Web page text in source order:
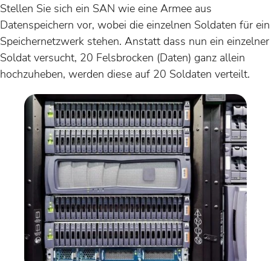
Stellen Sie sich ein SAN wie eine Armee aus
Datenspeichern vor, wobei die einzelnen Soldaten für ein
Speichernetzwerk stehen. Anstatt dass nun ein einzelner
Soldat versucht, 20 Felsbrocken (Daten) ganz allein
hochzuheben, werden diese auf 20 Soldaten verteilt.